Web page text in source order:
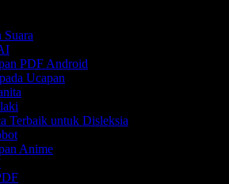
PDF Android
Ucapan
Terbaik untuk Disleksia
Anime